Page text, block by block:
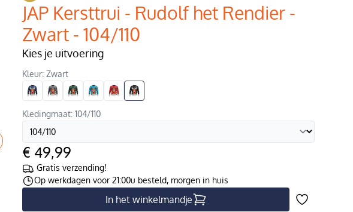
JAP Kersttrui - Rudolf het Rendier -
Zwart - 104/110
Kies je uitvoering
Kleur: Zwart
Kledingmaat: 104/110
€ 49,99
Gratis verzending!
Op werkdagen voor 21:00u besteld, morgen in huis
In het winkelmandje